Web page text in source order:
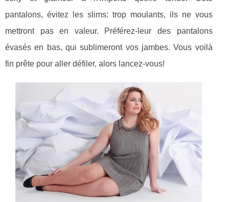
pantalons, évitez les slims: trop moulants, ils ne vous
mettront pas en valeur. Préférez-leur des pantalons
évasés en bas, qui sublimeront vos jambes. Vous voilà
fin prête pour aller défiler, alors lancez-vous!